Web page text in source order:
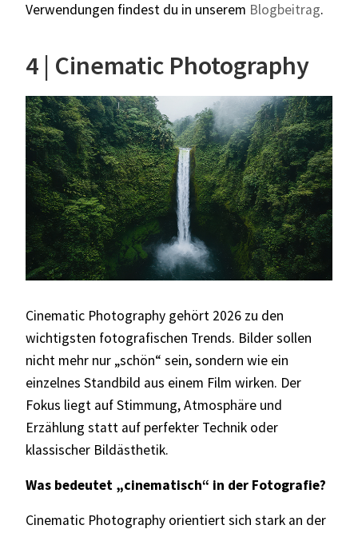
Verwendungen findest du in unserem Blogbeitrag.
4 | Cinematic Photography
Cinematic Photography gehört 2026 zu den
wichtigsten fotografischen Trends. Bilder sollen
nicht mehr nur „schön“ sein, sondern wie ein
einzelnes Standbild aus einem Film wirken. Der
Fokus liegt auf Stimmung, Atmosphäre und
Erzählung statt auf perfekter Technik oder
klassischer Bildästhetik.
Was bedeutet „cinematisch“ in der Fotografie?
Cinematic Photography orientiert sich stark an der